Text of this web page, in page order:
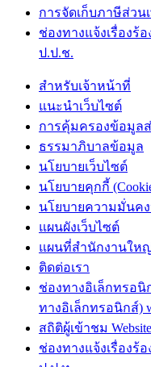
การจัดเก็บภาษีส่วน
ช่องทางแจ้งเรื่องร้
ป.ป.ช.
สำหรับเจ้าหน้าที่
แนะนำเว็บไซต์
การคุ้มครองข้อมูล
ธรรมาภิบาลข้อมูล
นโยบายเว็บไซต์
นโยบายคุกกี้
นโยบายความมั่นค
แผนผังเว็บไซต์
แผนที่สำนักงานให
ติดต่อเรา
ช่องทางอิเล็กทรอ
ทางอิเล็กทรอนิกส์)
สถิติผู้เข้าชม
ช่องทางแจ้งเรื่องร้